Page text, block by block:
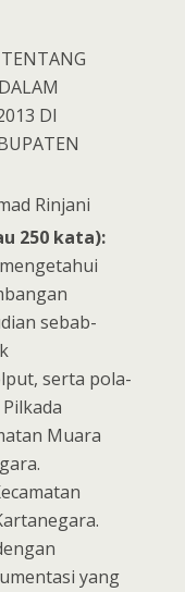
DI
Rinjani
250 kata):
sebab-
serta pola-
Muara
yang